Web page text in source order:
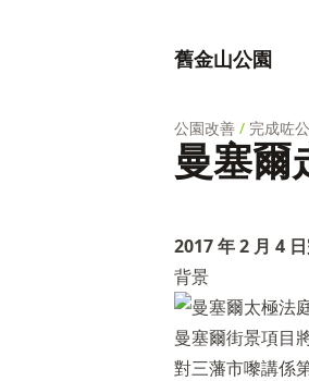
舊金山公園
公園改善 / 完成咗
曼塞爾
2017 年 2 月 4
背景
曼塞爾街景項目
對三藩市嚟講係